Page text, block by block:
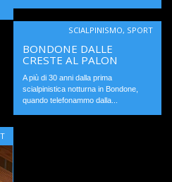
SCIALPINISMO, SPORT
BONDONE DALLE
CRESTE AL PALON
A più di 30 anni dalla prima
scialpinistica notturna in Bondone,
quando telefonammo dalla...